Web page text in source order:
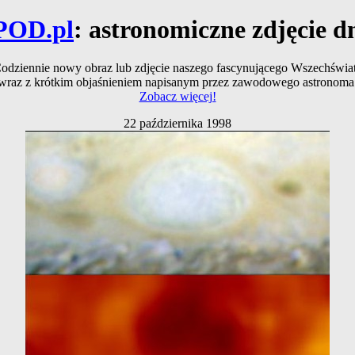
: astronomiczne zdjęcie
nowy obraz lub zdjęcie naszego fascynującego
z krótkim objaśnieniem napisanym przez zawodowego
Zobacz więcej!
22 października 1998